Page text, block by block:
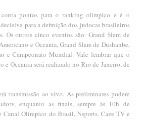
pontos para o ranking olímpico e é o
para a definição dos judocas brasileiros
Os outros cinco eventos são: Grand Slam de
e Oceania, Grand Slam de Dushanbe,
e Campeonato Mundial. Vale lembrar que o
e Oceania será realizado no Rio de Janeiro, de
transmissão ao vivo. As preliminares podem
enquanto as finais, sempre às 10h de
Canal Olímpico do Brasil, Nsports, Caze TV e